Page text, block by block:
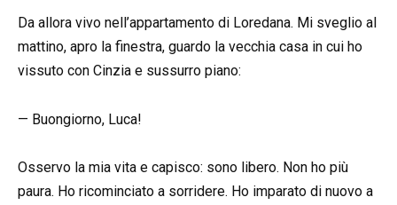
Da allora vivo nell’appartamento di Loredana. Mi sveglio al
mattino, apro la finestra, guardo la vecchia casa in cui ho
vissuto con Cinzia e sussurro piano:
— Buongiorno, Luca!
Osservo la mia vita e capisco: sono libero. Non ho più
paura. Ho ricominciato a sorridere. Ho imparato di nuovo a